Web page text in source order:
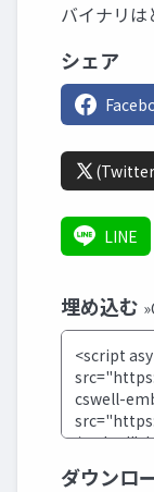
バイナリは
シェア
LINE
埋め込む
ダウンロ